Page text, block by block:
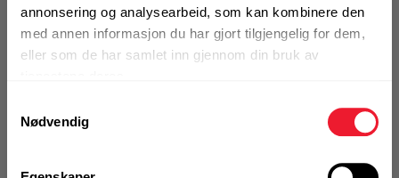
annonsering og analysearbeid, som kan kombinere den
med annen informasjon du har gjort tilgjengelig for dem,
eller som de har samlet inn gjennom din bruk av
Nødvendig
registrer deg for å
se din avtalepris
Handleliste
Rillekobling fleksibel 2"